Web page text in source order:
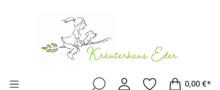
0,00 €*